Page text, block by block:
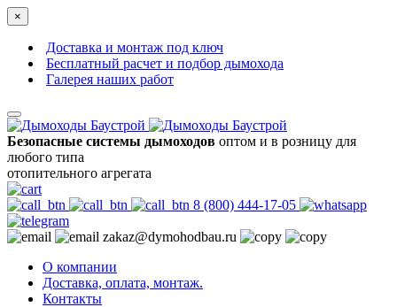
×
Доставка и монтаж под ключ
Бесплатный расчет и подбор дымохода
Галерея наших работ
Безопасные системы дымоходов оптом и в розницу для
любого типа
отопительного агрегата
8 (800) 444-17-05
zakaz@dymohodbau.ru
О компании
Доставка, оплата, монтаж.
Контакты